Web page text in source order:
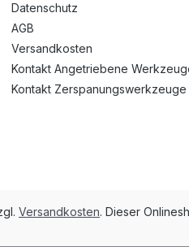
Datenschutz
AGB
Versandkosten
Kontakt Angetriebene
Kontakt Zerspanungswerkzeuge
Versandkosten. Dieser